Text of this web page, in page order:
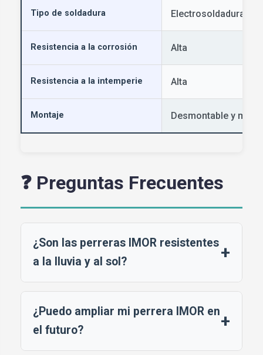
Tipo de soldadura Electrosoldadura
Resistencia a la corrosión Alta
Resistencia a la intemperie Alta
Montaje Desmontable y
❓ Preguntas Frecuentes
¿Son las perreras IMOR resistentes
a la lluvia y al sol?
+
¿Puedo ampliar mi perrera IMOR en
el futuro?
+